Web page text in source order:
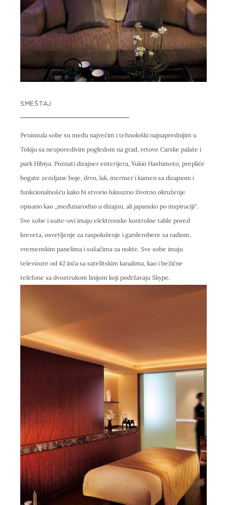
SMEŠTAJ
Peninsula sobe su među najvećim i tehnološki najnaprednijim u
Tokiju sa neuporedivim pogledom na grad, vrtove Carske palate i
park Hibiya. Poznati dizajner enterijera, Yukio Hashimoto, prepliće
bogate zemljane boje, drvo, lak, mermer i kamen sa dizajnom i
funkcionalnošću kako bi stvorio luksuzno životno okruženje
opisano kao „međunarodno u dizajnu, ali japansko po inspiraciji“.
Sve sobe i suite-ovi imaju elektronske kontrolne table pored
kreveta, osvetljenje za raspoloženje i garderobere sa radiom,
vremenskim panelima i sušačima za nokte. Sve sobe imaju
televizore od 42 inča sa satelitskim kanalima, kao i bežične
telefone sa dvostrukom linijom koji podržavaju Skype.